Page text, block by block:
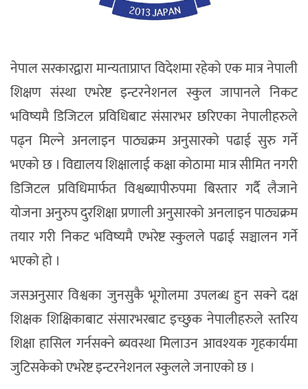
नेपाल सरकारद्वारा मान्यताप्राप्त विदेशमा रहेको एक मात्र नेपाली
शिक्षण संस्था एभरेष्ट इन्टरनेशनल स्कुल जापानले निकट
भविष्यमै डिजिटल प्रविधिबाट संसारभर छरिएका नेपालीहरुले
पढ्न मिल्ने अनलाइन पाठ्यक्रम अनुसारको पढाई सुरु गर्ने
भएको छ । विद्यालय शिक्षालाई कक्षा कोठामा मात्र सीमित नगरी
डिजिटल प्रविधिमार्फत विश्वब्यापीरुपमा बिस्तार गर्दै लैजाने
योजना अनुरुप दुरशिक्षा प्रणाली अनुसारको अनलाइन पाठ्यक्रम
तयार गरी निकट भविष्यमै एभरेष्ट स्कुलले पढाई सञ्चालन गर्ने
भएको हो ।
जसअनुसार विश्वका जुनसुकै भूगोलमा उपलब्ध हुन सक्ने दक्ष
शिक्षक शिक्षिकाबाट संसारभरबाट इच्छुक नेपालीहरुले स्तरिय
शिक्षा हासिल गर्नसक्ने ब्यवस्था मिलाउन आवश्यक गृहकार्यमा
जुटिसकेको एभरेष्ट इन्टरनेशनल स्कुलले जनाएको छ ।